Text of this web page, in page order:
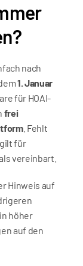
nach
1. Januar
für HOAI-
frei
. Fehlt
für
Hinweis auf
höher
auf den